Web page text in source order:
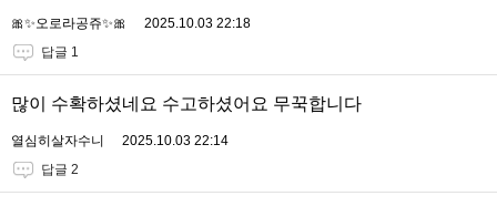
🎀✨오로라공쥬✨🎀
2025.10.03 22:18
답글 1
많이 수확하셨네요 수고하셨어요 무꾹합니다
열심히살자수니
2025.10.03 22:14
답글 2